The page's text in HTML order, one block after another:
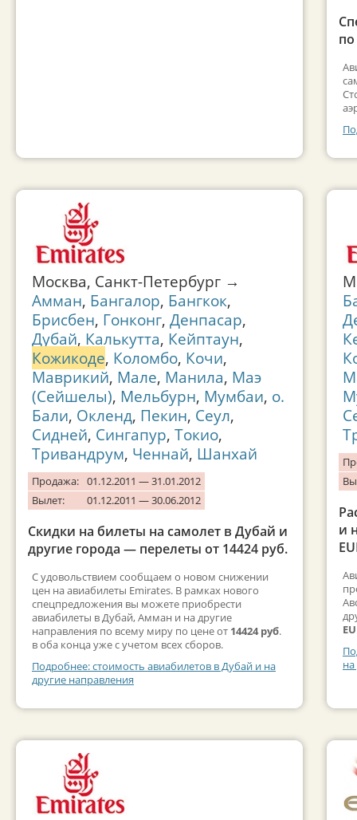
Москва, Санкт-Петербург →
Амман, Бангалор, Бангкок,
Брисбен, Гонконг, Денпасар,
Дубай, Калькутта, Кейптаун,
Кожикоде, Коломбо, Кочи,
Маврикий, Мале, Манила, Маэ
(Сейшелы), Мельбурн, Мумбаи, о.
Бали, Окленд, Пекин, Сеул,
Сидней, Сингапур, Токио,
Тривандрум, Ченнай, Шанхай
Продажа: 01.12.2011 — 31.01.2012
Вылет:
01.12.2011 — 30.06.2012
Скидки на билеты на самолет в Дубай и
другие города — перелеты от 14424 руб.
С удовольствием сообщаем о новом снижении
цен на авиабилеты Emirates. В рамках нового
спецпредложения вы можете приобрести
авиабилеты в Дубай, Амман и на другие
направления по всему миру по цене от 14424 руб.
в оба конца уже с учетом всех сборов.
Подробнее: стоимость авиабилетов в Дубай и на
другие направления
и